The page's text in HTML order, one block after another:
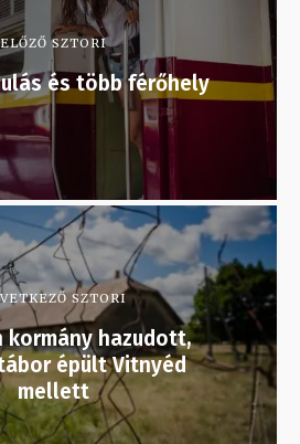
ELŐZŐ SZTORI
és több férőhely
SZTORI
kormány hazudott,
épült Vitnyéd
mellett